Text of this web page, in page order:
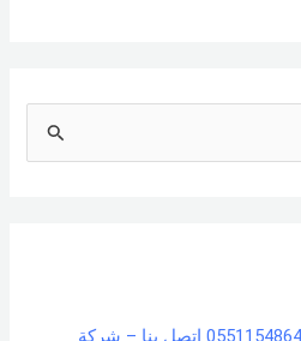
صيانة مكائن القهوة بحائل – 0551154864 اتصل بنا – شركة